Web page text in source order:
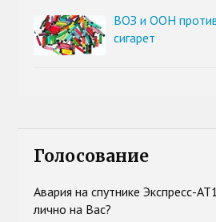
ВОЗ и ООН
сигарет
Голосование
Авария на спутнике Экспресс-
лично на Вас?